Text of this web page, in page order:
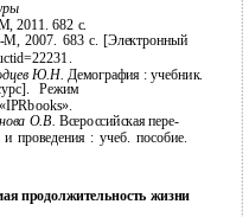
2011. 682 с.
2007. 683 с. [Электронный
Ю.Н. Демография : учебник.
Режим
О.В. Всероссийская пере-
проведения : учеб. пособие.
продолжительность жизни